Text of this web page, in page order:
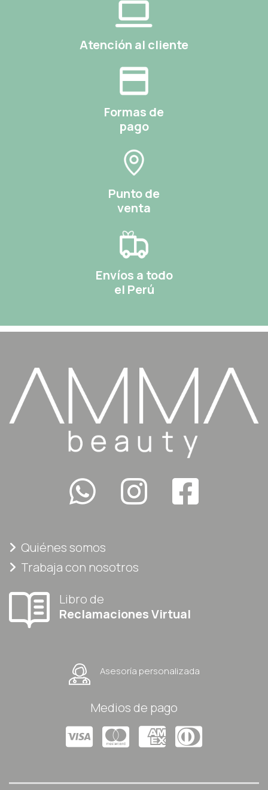
Atención al cliente
Formas de
pago
Punto de
venta
Envíos a todo
el Perú
Quiénes somos
Trabaja con nosotros
Libro de
Reclamaciones Virtual
Asesoría personalizada
Medios de pago